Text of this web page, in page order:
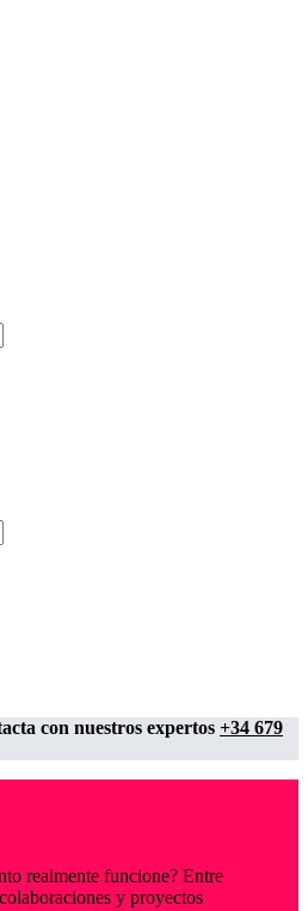
con nuestros expertos +34 679
realmente funcione? Entre
y proyectos